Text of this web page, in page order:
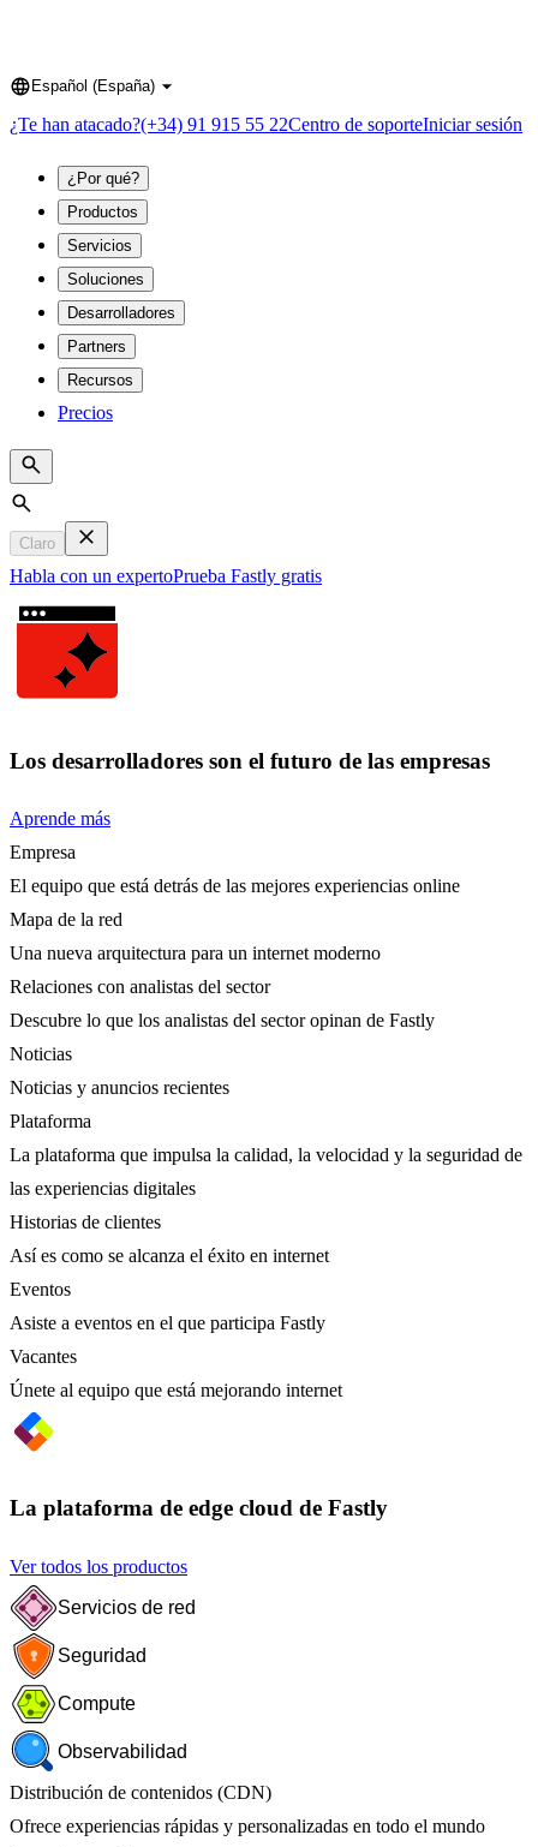
Language
Español (España)
¿Te han atacado?(+34) 91 915 55 22Centro de soporteIniciar sesión
¿Por qué?
Productos
Servicios
Soluciones
Desarrolladores
Partners
Recursos
Precios
Search
Claro
Habla con un expertoPrueba Fastly gratis
Los desarrolladores son el futuro de las empresas
Aprende más
Empresa
El equipo que está detrás de las mejores experiencias online
Mapa de la red
Una nueva arquitectura para un internet moderno
Relaciones con analistas del sector
Descubre lo que los analistas del sector opinan de Fastly
Noticias
Noticias y anuncios recientes
Plataforma
La plataforma que impulsa la calidad, la velocidad y la seguridad de
las experiencias digitales
Historias de clientes
Así es como se alcanza el éxito en internet
Eventos
Asiste a eventos en el que participa Fastly
Vacantes
Únete al equipo que está mejorando internet
La plataforma de edge cloud de Fastly
Ver todos los productos
Servicios de red
Seguridad
Compute
Observabilidad
Distribución de contenidos (CDN)
Ofrece experiencias rápidas y personalizadas en todo el mundo